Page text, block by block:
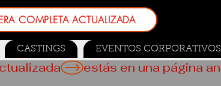
COMPLETA ACTUALIZADA
CASTINGS EVENTOS CORPORATIVOS